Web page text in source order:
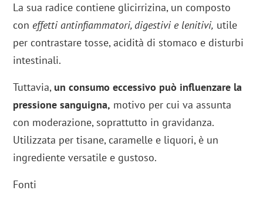
La sua radice contiene glicirrizina, un composto
con effetti antinfiammatori, digestivi e lenitivi, utile
per contrastare tosse, acidità di stomaco e disturbi
intestinali.
Tuttavia, un consumo eccessivo può influenzare la
pressione sanguigna, motivo per cui va assunta
con moderazione, soprattutto in gravidanza.
Utilizzata per tisane, caramelle e liquori, è un
ingrediente versatile e gustoso.
Fonti